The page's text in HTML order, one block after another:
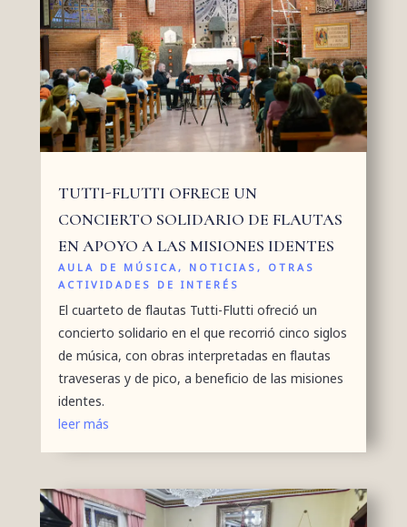
TUTTI-FLUTTI OFRECE UN
CONCIERTO SOLIDARIO DE FLAUTAS
EN APOYO A LAS MISIONES IDENTES
AULA DE MÚSICA, NOTICIAS, OTRAS
ACTIVIDADES DE INTERÉS
El cuarteto de flautas Tutti-Flutti ofreció un
concierto solidario en el que recorrió cinco siglos
de música, con obras interpretadas en flautas
traveseras y de pico, a beneficio de las misiones
identes.
leer más